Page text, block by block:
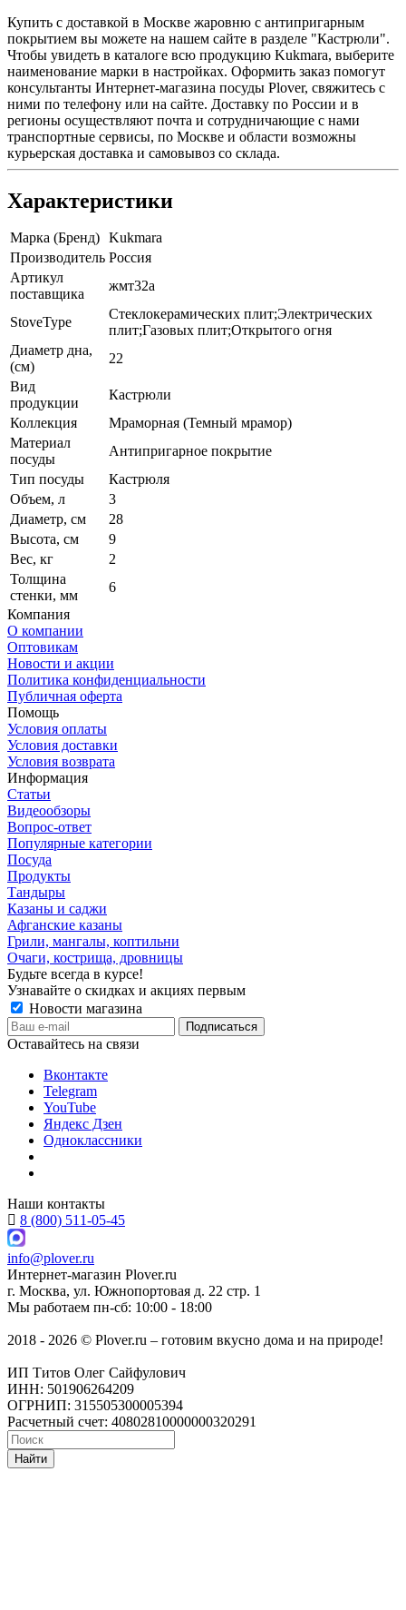
Купить с доставкой в Москве жаровню с антипригарным
покрытием вы можете на нашем сайте в разделе "Кастрюли".
Чтобы увидеть в каталоге всю продукцию Kukmara, выберите
наименование марки в настройках. Оформить заказ помогут
консультанты Интернет-магазина посуды Plover, свяжитесь с
ними по телефону или на сайте. Доставку по России и в
регионы осуществляют почта и сотрудничающие с нами
транспортные сервисы, по Москве и области возможны
курьерская доставка и самовывоз со склада.
Характеристики
Марка (Бренд) Kukmara
Производитель Россия
Артикул
поставщика
жмт32а
StoveType
Стеклокерамических плит;Электрических
плит;Газовых плит;Открытого огня
Диаметр дна,
(см)
22
Вид
продукции
Кастрюли
Коллекция
Мраморная (Темный мрамор)
Материал
посуды
Антипригарное покрытие
Тип посуды
Кастрюля
Объем, л
3
Диаметр, см
28
Высота, см
9
Вес, кг
2
Толщина
стенки, мм
6
Компания
О компании
Оптовикам
Новости и акции
Политика конфиденциальности
Публичная оферта
Помощь
Условия оплаты
Условия доставки
Условия возврата
Информация
Статьи
Видеообзоры
Вопрос-ответ
Популярные категории
Посуда
Продукты
Тандыры
Казаны и саджи
Афганские казаны
Грили, мангалы, коптильни
Очаги, кострища, дровницы
Будьте всегда в курсе!
Узнавайте о скидках и акциях первым
Новости магазина
Оставайтесь на связи
Вконтакте
Telegram
YouTube
Яндекс Дзен
Одноклассники
Наши контакты
8 (800) 511-05-45
info@plover.ru
Интернет-магазин Plover.ru
г. Москва, ул. Южнопортовая д. 22 стр. 1
Мы работаем пн-сб: 10:00 - 18:00
2018 - 2026 © Plover.ru – готовим вкусно дома и на природе!
ИП Титов Олег Сайфулович
ИНН: 501906264209
ОГРНИП: 315505300005394
Расчетный счет: 40802810000000320291
Найти